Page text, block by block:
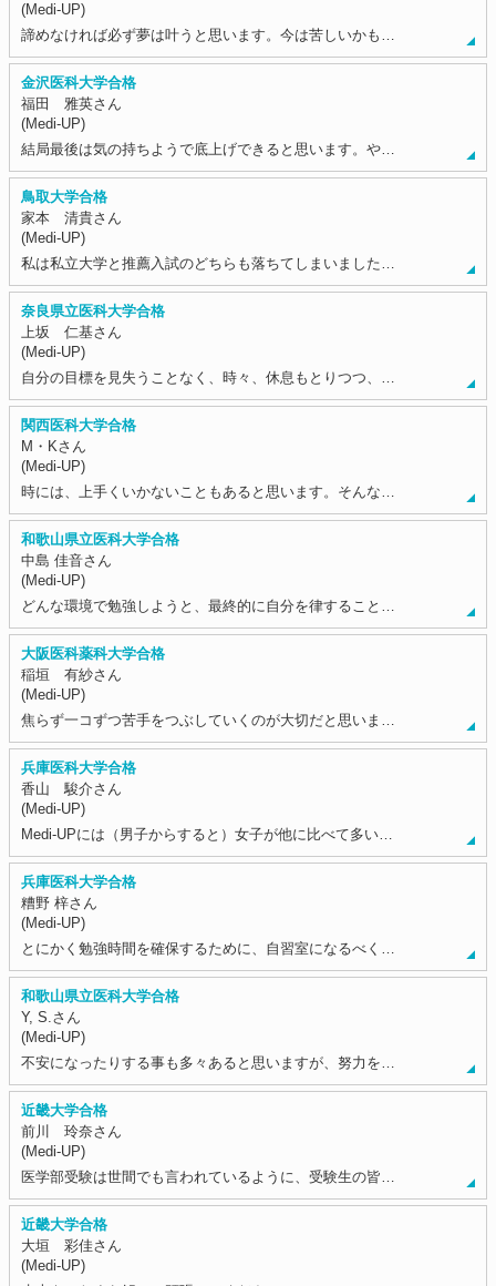
(Medi-UP)
諦めなければ必ず夢は叶うと思います。今は苦しいかも…
金沢医科大学合格
福田 雅英さん
(Medi-UP)
結局最後は気の持ちようで底上げできると思います。や…
鳥取大学合格
家本 清貴さん
(Medi-UP)
私は私立大学と推薦入試のどちらも落ちてしまいました…
奈良県立医科大学合格
上坂 仁基さん
(Medi-UP)
自分の目標を見失うことなく、時々、休息もとりつつ、…
関西医科大学合格
M・Kさん
(Medi-UP)
時には、上手くいかないこともあると思います。そんな…
和歌山県立医科大学合格
中島 佳音さん
(Medi-UP)
どんな環境で勉強しようと、最終的に自分を律すること…
大阪医科薬科大学合格
稲垣 有紗さん
(Medi-UP)
焦らず一コずつ苦手をつぶしていくのが大切だと思いま…
兵庫医科大学合格
香山 駿介さん
(Medi-UP)
Medi-UPには（男子からすると）女子が他に比べて多い…
兵庫医科大学合格
糟野 梓さん
(Medi-UP)
とにかく勉強時間を確保するために、自習室になるべく…
和歌山県立医科大学合格
Y, S.さん
(Medi-UP)
不安になったりする事も多々あると思いますが、努力を…
近畿大学合格
前川 玲奈さん
(Medi-UP)
医学部受験は世間でも言われているように、受験生の皆…
近畿大学合格
大垣 彩佳さん
(Medi-UP)